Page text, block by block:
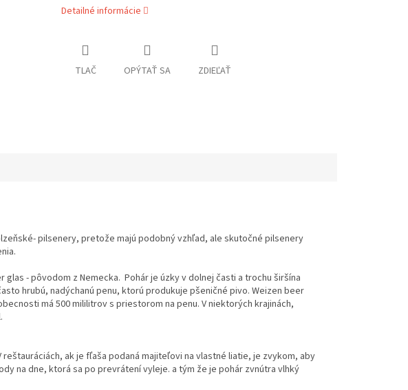
Detailné informácie
TLAČ OPÝTAŤ SA ZDIEĽAŤ
pilsenery, pretože majú podobný vzhľad, ale skutočné pilsenery
- pôvodom z Nemecka. Pohár je úzky v dolnej časti a trochu širšína
hrubú, nadýchanú penu, ktorú produkuje pšeničné pivo. Weizen beer
má 500 mililitrov s priestorom na penu. V niektorých krajinách,
ak je fľaša podaná majiteľovi na vlastné liatie, je zvykom, aby
na dne, ktorá sa po prevrátení vyleje. a tým že je pohár zvnútra vlhký